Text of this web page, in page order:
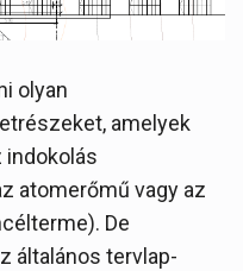
olyan
amelyek
indokolás
atomerőmű vagy az
De
általános tervlap-